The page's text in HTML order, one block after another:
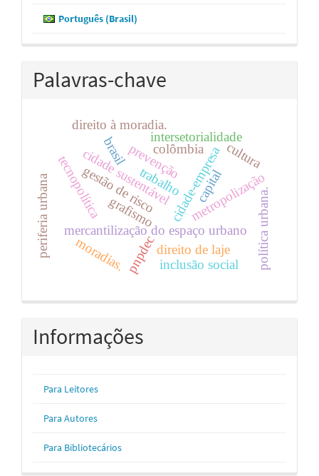
Português (Brasil)
Palavras-chave
cidade-empresa
mercantilização do espaço urbano
cidade sustentável
periferia urbana metropolização
intersetorialidade
trabalho capital
tecnopolítica
direito à moradia.
prevenção
gestão de risco
pnpdec política urbana.
direito de laje
moradias.
colômbia
brasil
grafismo
cultura
inclusão social
Informações
Para Leitores
Para Autores
Para Bibliotecários